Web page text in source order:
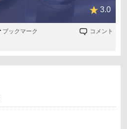
3.0
ブックマーク コメント